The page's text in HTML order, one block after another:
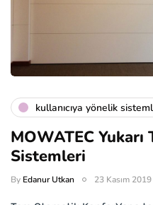
kullanıcıya yönelik
MOWATEC Yukarı
Sistemleri
By Edanur Utkan 23 Kasım 2019